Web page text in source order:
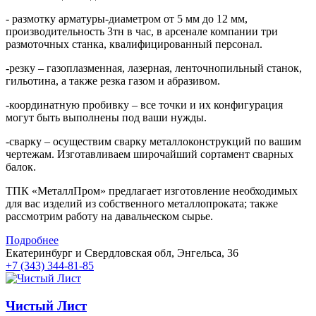
- размотку арматуры-диаметром от 5 мм до 12 мм,
производительность 3тн в час, в арсенале компании три
размоточных станка, квалифицированный персонал.
-резку – газоплазменная, лазерная, ленточнопильный станок,
гильотина, а также резка газом и абразивом.
-координатную пробивку – все точки и их конфигурация
могут быть выполнены под ваши нужды.
-сварку – осуществим сварку металлоконструкций по вашим
чертежам. Изготавливаем широчайший сортамент сварных
балок.
ТПК «МеталлПром» предлагает изготовление необходимых
для вас изделий из собственного металлопроката; также
рассмотрим работу на давальческом сырье.
Подробнее
Екатеринбург и Свердловская обл, Энгельса, 36
+7 (343) 344-81-85
Чистый Лист